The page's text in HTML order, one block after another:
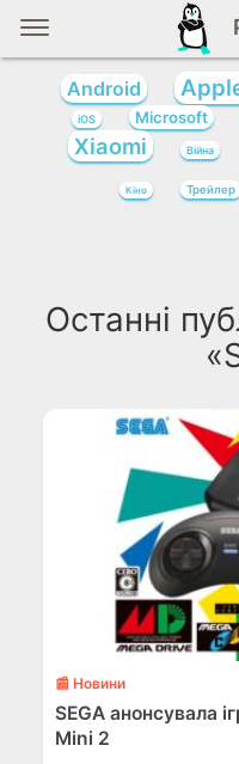
Android
iOS Microsoft
Xiaomi Війна
Кіно Трейлер
Останні
📰 Новини
SEGA анонсувала
Mini 2